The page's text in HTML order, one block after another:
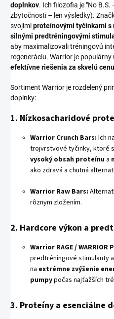
doplnkov. Ich filozofia je "No
zbytočnosti – len výsledky).
svojimiproteínovými tyčinkami s
silnými predtréningovými
aby maximalizovali tréningovú
regeneráciu. Warrior je
efektívne riešenia za skvelú cenu
Sortiment Warrior je rozdelený
doplnky:
1. Nízkosacharidové
Warrior Crunch Bars: Ich
trojvrstvové tyčinky, ktoré
vysoký obsah proteínu a
ako zdravá a chutná
Warrior Raw Bars:
rôznym zložením.
2. Hardcore výkon a
Warrior RAGE / WARRIOR
predtréningové stimulanty
na extrémne zvýšenie
pumpypočas najťažších
3. Proteíny a esenciálne